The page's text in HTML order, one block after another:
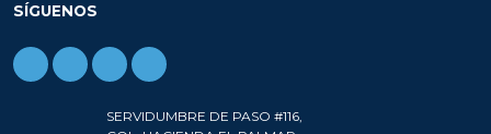
SÍGUENOS
SERVIDUMBRE DE PASO #116,